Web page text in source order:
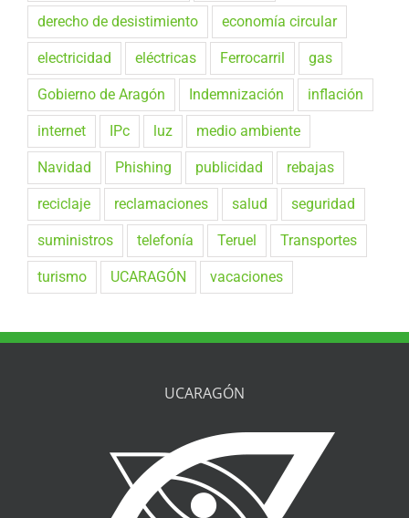
derecho de desistimiento economía circular
electricidad eléctricas Ferrocarril gas
Gobierno de Aragón Indemnización inflación
internet IPc luz medio ambiente
Navidad Phishing publicidad rebajas
reciclaje reclamaciones salud seguridad
suministros telefonía Teruel Transportes
turismo UCARAGÓN vacaciones
UCARAGÓN